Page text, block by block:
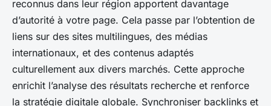
reconnus dans leur région apportent davantage
d’autorité à votre page. Cela passe par l’obtention de
liens sur des sites multilingues, des médias
internationaux, et des contenus adaptés
culturellement aux divers marchés. Cette approche
enrichit l’analyse des résultats recherche et renforce
la stratégie digitale globale. Synchroniser backlinks et